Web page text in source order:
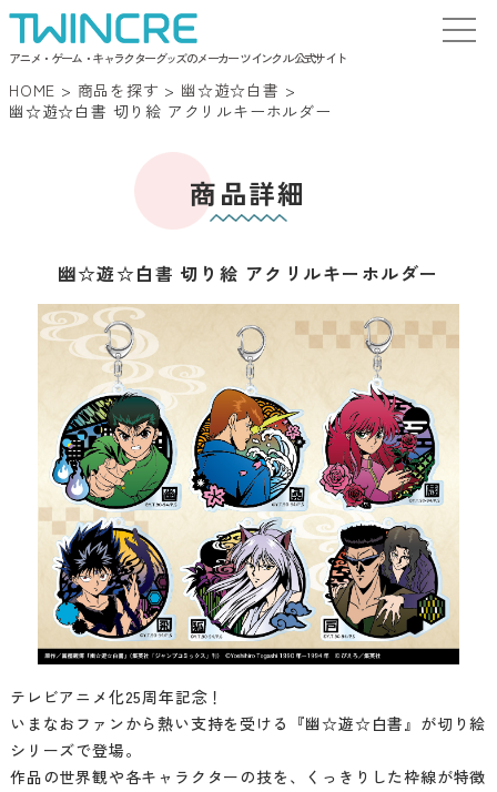
アニメ・ゲーム・キャラクターグッズのメーカー ツインクル 公式サイト
HOME > 商品を探す > 幽☆遊☆白書 >
幽☆遊☆白書 切り絵 アクリルキーホルダー
商品詳細
幽☆遊☆白書 切り絵 アクリルキーホルダー
テレビアニメ化25周年記念！
いまなおファンから熱い支持を受ける『幽☆遊☆白書』が切り絵
シリーズで登場。
作品の世界観や各キャラクターの技を、くっきりした枠線が特徴